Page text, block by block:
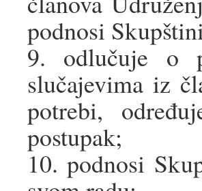
podnosi
9. odlučuje o
slučajevima iz
potrebi,
postupak;
10. podnosi